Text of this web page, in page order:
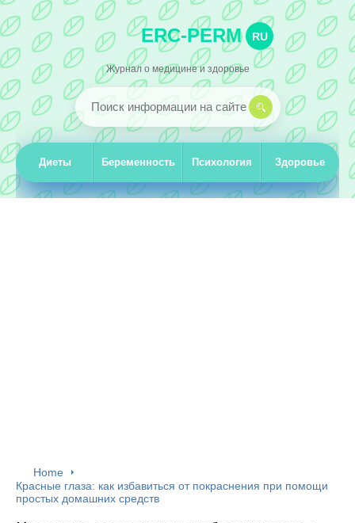
ERC-PERM RU
Журнал о медицине и здоровье
Диеты Беременность Психология Здоровье
Home
Красные глаза: как избавиться от покраснения при помощи
простых домашних средств